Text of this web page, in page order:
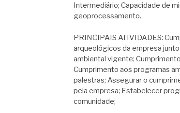
Intermediário; Capacidade de
geoprocessamento.
PRINCIPAIS ATIVIDADES:
arqueológicos da empresa
ambiental vigente;
Cumprimento aos programas
palestras; Assegurar o
pela empresa; Estabelecer
comunidade;